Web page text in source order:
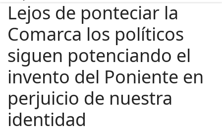
Lejos de ponteciar la
Comarca los políticos
siguen potenciando el
invento del Poniente en
perjuicio de nuestra
identidad